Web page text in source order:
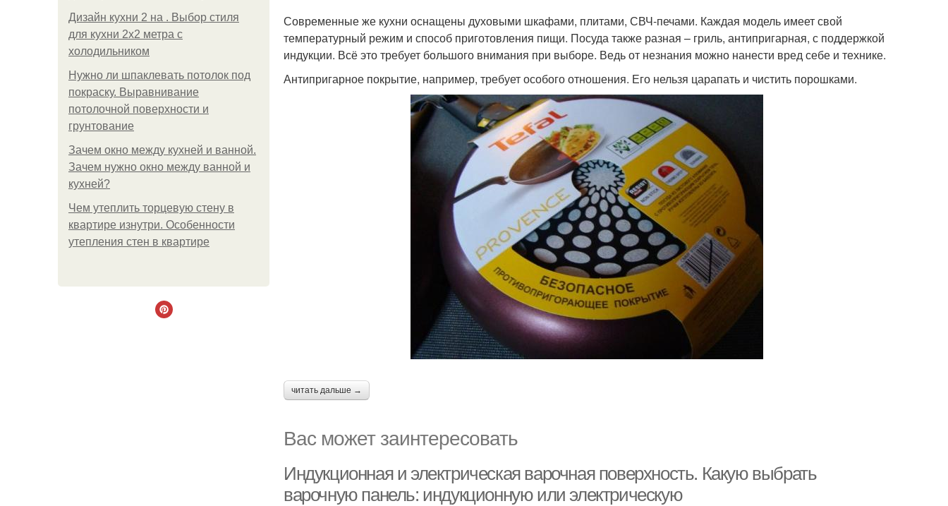
Дизайн кухни 2 на . Выбор стиля
для кухни 2х2 метра с
холодильником
Нужно ли шпаклевать потолок под
покраску. Выравнивание
потолочной поверхности и
грунтование
Зачем окно между кухней и ванной.
Зачем нужно окно между ванной и
кухней?
Чем утеплить торцевую стену в
квартире изнутри. Особенности
утепления стен в квартире
Современные же кухни оснащены духовыми шкафами, плитами, СВЧ-печами. Каждая модель имеет свой
температурный режим и способ приготовления пищи. Посуда также разная – гриль, антипригарная, с поддержкой
индукции. Всё это требует большого внимания при выборе. Ведь от незнания можно нанести вред себе и технике.
Антипригарное покрытие, например, требует особого отношения. Его нельзя царапать и чистить порошками.
читать дальше →
Вас может заинтересовать
Индукционная и электрическая варочная поверхность. Какую выбрать
варочную панель: индукционную или электрическую